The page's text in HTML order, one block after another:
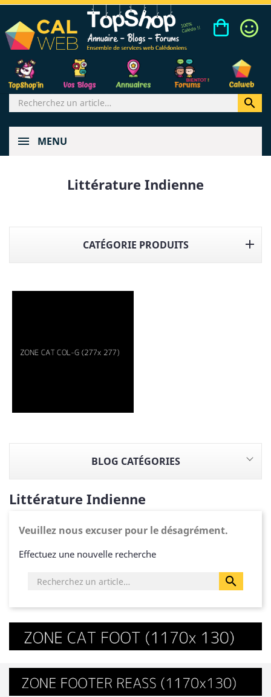

MENU
Littérature Indienne
CATÉGORIE PRODUITS 
BLOG CATÉGORIES
Littérature Indienne
Veuillez nous excuser pour le désagrément.
Effectuez une nouvelle recherche
